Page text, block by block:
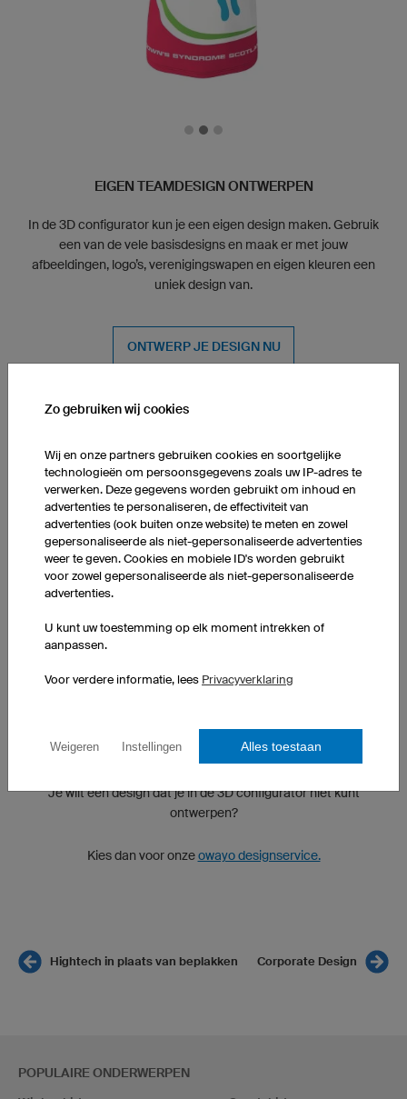
EIGEN TEAMDESIGN ONTWERPEN
In de 3D configurator kun je een eigen design maken. Gebruik
een van de vele basisdesigns en maak er met jouw
afbeeldingen, logo’s, verenigingswapen en eigen kleuren een
uniek design van.
ONTWERP JE DESIGN NU
Je wilt een design dat in de 3D configurator niet te ontwerpen
SPECIAAL DESIGN
Je wilt een design dat je in de 3D configurator niet kunt
ontwerpen?
Kies dan voor onzeowayo designservice.
Hightech in plaats van beplakken Corporate Design
POPULAIRE ONDERWERPEN
Zo gebruiken wij cookies
Wij en onze partners gebruiken cookies en soortgelijke
technologieën om persoonsgegevens zoals uw IP-adres te
verwerken. Deze gegevens worden gebruikt om inhoud en
advertenties te personaliseren, de effectiviteit van
advertenties (ook buiten onze website) te meten en zowel
gepersonaliseerde als niet-gepersonaliseerde advertenties
weer te geven. Cookies en mobiele ID's worden gebruikt
voor zowel gepersonaliseerde als niet-gepersonaliseerde
advertenties.
U kunt uw toestemming op elk moment intrekken of
aanpassen.
Voor verdere informatie, lees Privacyverklaring
Weigeren Instellingen Alles toestaan